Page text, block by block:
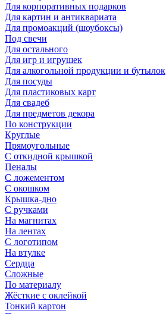
Для корпоративных подарков
Для картин и антиквариата
Для промоакций (шоубоксы)
Под свечи
Для остального
Для игр и игрушек
Для алкогольной продукции и бутылок
Для посуды
Для пластиковых карт
Для свадеб
Для предметов декора
По конструкции
Круглые
Прямоугольные
С откидной крышкой
Пеналы
С ложементом
С окошком
Крышка-дно
С ручками
На магнитах
На лентах
С логотипом
На втулке
Сердца
Сложные
По материалу
Жёсткие с оклейкой
Тонкий картон